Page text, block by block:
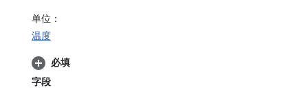
单位：
温度
必填
字段